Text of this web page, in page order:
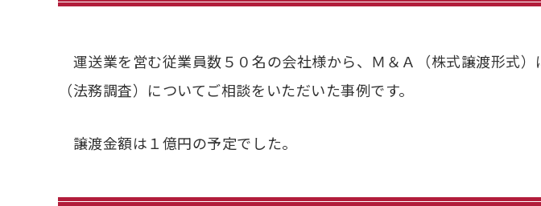
運送業を営む従業員数５０名の会社様から、Ｍ＆Ａ（株式譲渡形式
（法務調査）についてご相談をいただいた事例です。
譲渡金額は１億円の予定でした。